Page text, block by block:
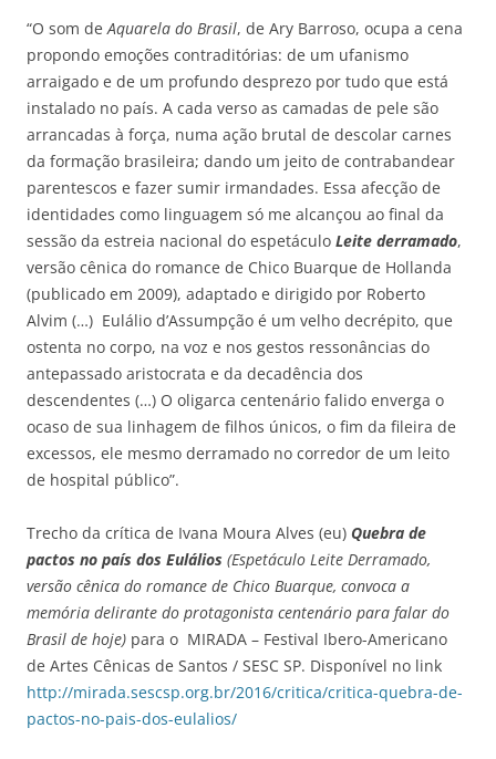
“O som deAquarela do Brasil, de Ary Barroso, ocupa a cena
propondo emoções contraditórias: de um ufanismo
arraigado e de um profundo desprezo por tudo que está
instalado no país. A cada verso as camadas de pele são
arrancadas à força, numa ação brutal de descolar carnes
da formação brasileira; dando um jeito de contrabandear
parentescos e fazer sumir irmandades. Essa afecção de
identidades como linguagem só me alcançou ao final da
sessão da estreia nacional do espetáculo Leite derramado,
versão cênica do romance de Chico Buarque de Hollanda
(publicado em 2009), adaptado e dirigido por Roberto
Alvim (…) Eulálio d’Assumpção é um velho decrépito, que
ostenta no corpo, na voz e nos gestos ressonâncias do
antepassado aristocrata e da decadência dos
descendentes (…) O oligarca centenário falido enverga o
ocaso de sua linhagem de filhos únicos, o fim da fileira de
excessos, ele mesmo derramado no corredor de um leito
de hospital público”.
Trecho da crítica de Ivana Moura Alves (eu) Quebra de
pactos no país dos Eulálios (Espetáculo Leite Derramado,
versão cênica do romance de Chico Buarque, convoca a
memória delirante do protagonista centenário para falar do
Brasil de hoje) para o MIRADA – Festival Ibero-Americano
de Artes Cênicas de Santos / SESC SP. Disponível no link
http://mirada.sescsp.org.br/2016/critica/critica-quebra-de-
pactos-no-pais-dos-eulalios/